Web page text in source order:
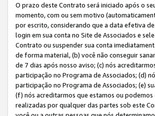
O prazo deste Contrato será iniciado após o
momento, com ou sem motivo
por escrito, considerando que a data efetiva
login em sua conta no Site de Associados e
Contrato ou suspender sua conta
de forma material, (b) você não conseguir
de 7 dias após nosso aviso; (c) nós
participação no Programa de Associados; (d)
participação no Programa de Associados; (e)
(f) nós acreditarmos que estamos ou
realizadas por qualquer das partes sob este